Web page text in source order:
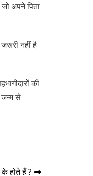
अपने पिता
नहीं है
की
जन्म से
होते हैं ?